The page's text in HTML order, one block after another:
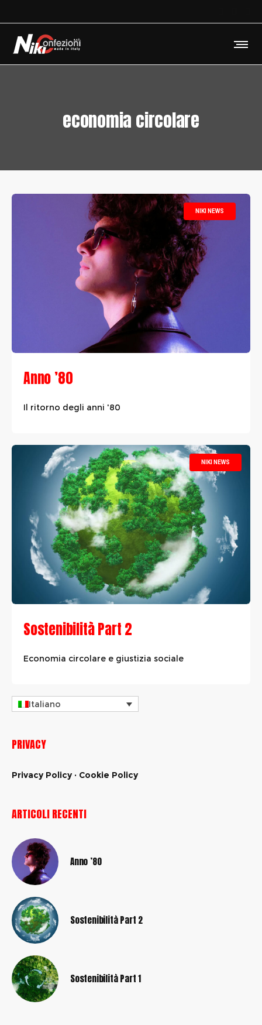
economia circolare
NIKI NEWS
Anno ’80
Il ritorno degli anni '80
NIKI NEWS
Sostenibilità Part 2
Economia circolare e giustizia sociale
Italiano
PRIVACY
Privacy Policy · Cookie Policy
ARTICOLI RECENTI
Anno ’80
Sostenibilità Part 2
Sostenibilità Part 1